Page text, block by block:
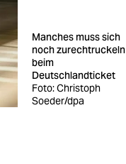
Manches muss sich
noch zurechtruckeln
beim
Deutschlandticket
Foto: Christoph
Soeder/dpa